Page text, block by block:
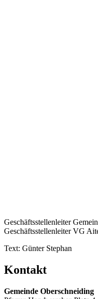
Geschäftsstellenleiter
Geschäftsstellenleiter VG
Text: Günter Stephan
Kontakt
Gemeinde Oberschneiding